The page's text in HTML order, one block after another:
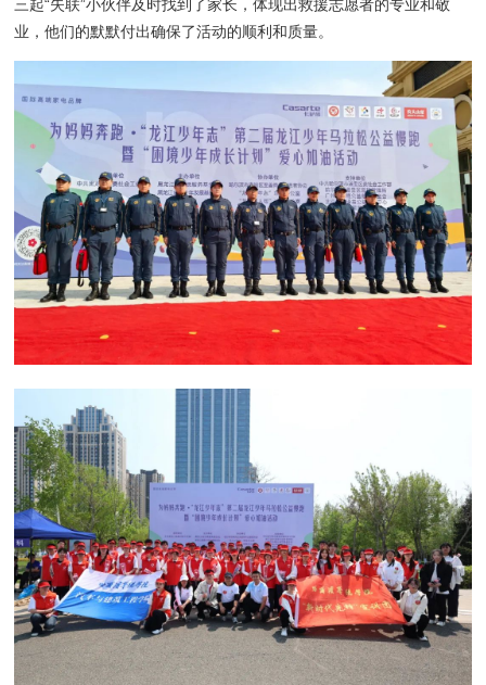
三起“失联”小伙伴及时找到了家长，体现出救援志愿者的专业和敬
业，他们的默默付出确保了活动的顺利和质量。